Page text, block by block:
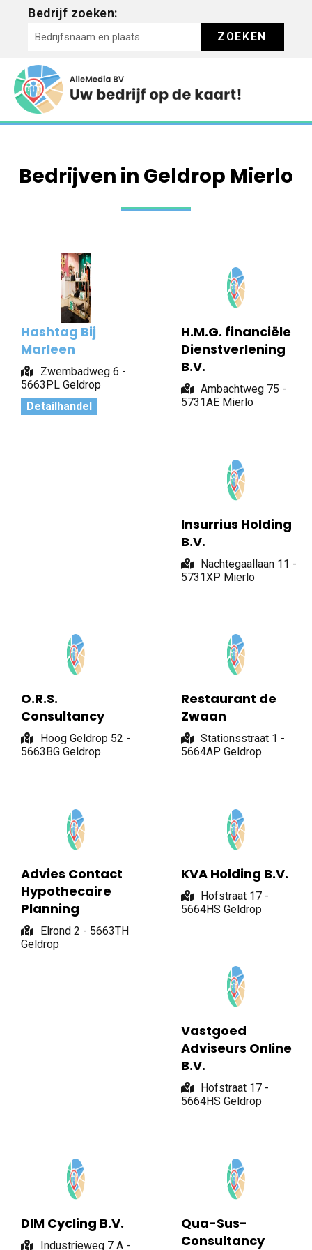
Bedrijf zoeken:
ZOEKEN
Bedrijven in Geldrop Mierlo
Hashtag Bij
Marleen
Zwembadweg 6 -
5663PL Geldrop
Detailhandel
H.M.G. financiële
Dienstverlening
B.V.
Ambachtweg 75 -
5731AE Mierlo
Insurrius Holding
B.V.
Nachtegaallaan 11 -
5731XP Mierlo
O.R.S.
Consultancy
Hoog Geldrop 52 -
5663BG Geldrop
Restaurant de
Zwaan
Stationsstraat 1 -
5664AP Geldrop
Advies Contact
Hypothecaire
Planning
Elrond 2 - 5663TH
Geldrop
KVA Holding B.V.
Hofstraat 17 -
5664HS Geldrop
Vastgoed
Adviseurs Online
B.V.
Hofstraat 17 -
5664HS Geldrop
DIM Cycling B.V.
Industrieweg 7 A -
Qua-Sus-
Consultancy